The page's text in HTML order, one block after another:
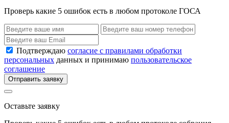
Проверь какие 5 ошибок есть в любом протоколе ГОСА
Подтверждаю согласие с правилами обработки
персональных данных и принимаю пользовательское
соглашение
Отправить заявку
Оставьте заявку